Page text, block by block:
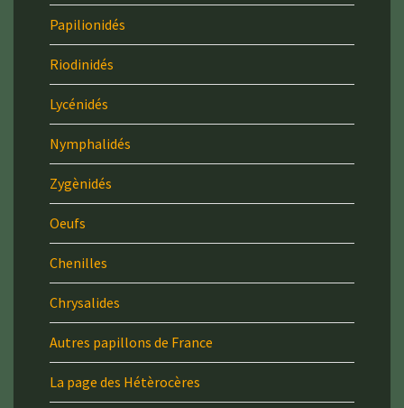
Papilionidés
Riodinidés
Lycénidés
Nymphalidés
Zygènidés
Oeufs
Chenilles
Chrysalides
Autres papillons de France
La page des Hétèrocères